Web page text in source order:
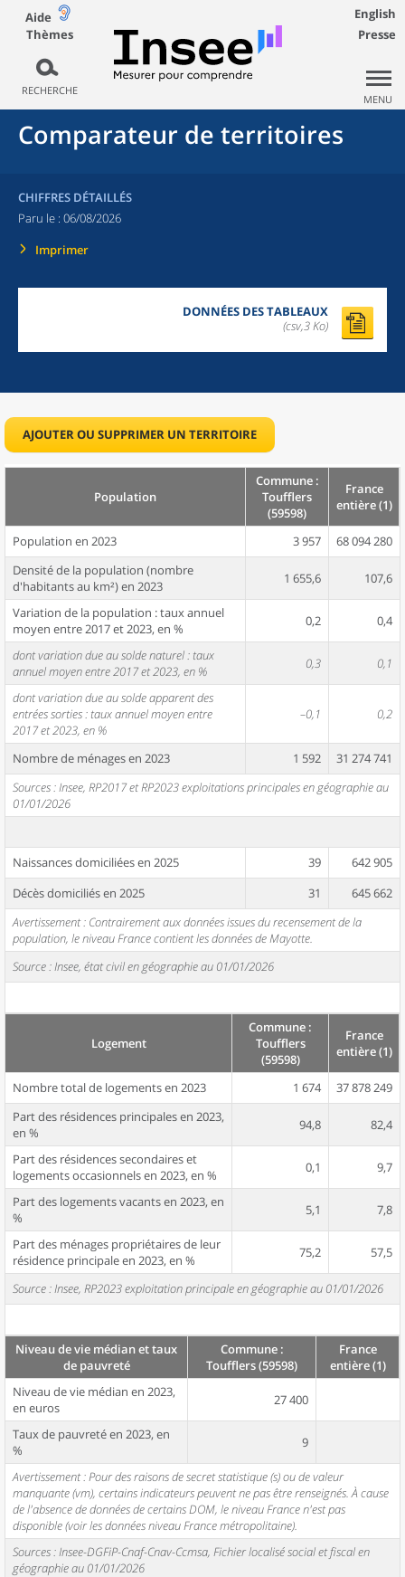
Aide
Thèmes
RECHERCHE
English
Presse
MENU
Comparateur de territoires
CHIFFRES DÉTAILLÉS
Paru le : 06/08/2026
Imprimer
DONNÉES DES TABLEAUX
(csv,3 Ko)
AJOUTER OU SUPPRIMER UN TERRITOIRE
Population
Commune :
Toufflers
(59598)
France
entière (1)
Population en 2023 3 957
68 094 280
Densité de la population (nombre
d'habitants au km²) en 2023
1 655,6 107,6
Variation de la population : taux annuel
moyen entre 2017 et 2023, en %
0,2 0,4
dont variation due au solde naturel : taux
annuel moyen entre 2017 et 2023, en %
0,3 0,1
dont variation due au solde apparent des
entrées sorties : taux annuel moyen entre
2017 et 2023, en %
–0,1 0,2
Nombre de ménages en 2023 1 592
31 274 741
Sources : Insee, RP2017 et RP2023 exploitations principales en géographie au
01/01/2026
Naissances domiciliées en 2025 39
642 905
Décès domiciliés en 2025
31
645 662
Avertissement : Contrairement aux données issues du recensement de la
population, le niveau France contient les données de Mayotte.
Source : Insee, état civil en géographie au 01/01/2026
Logement
Commune :
Toufflers
(59598)
France
entière (1)
Nombre total de logements en 2023 1 674
37 878 249
Part des résidences principales en 2023,
en %
94,8 82,4
Part des résidences secondaires et
logements occasionnels en 2023, en %
0,1 9,7
Part des logements vacants en 2023, en
%
5,1 7,8
Part des ménages propriétaires de leur
résidence principale en 2023, en %
75,2 57,5
Source : Insee, RP2023 exploitation principale en géographie au 01/01/2026
Niveau de vie médian et taux
de pauvreté
Commune :
Toufflers (59598)
France
entière (1)
Niveau de vie médian en 2023,
en euros
27 400
Taux de pauvreté en 2023, en
%
9
Avertissement : Pour des raisons de secret statistique (s) ou de valeur
manquante (vm), certains indicateurs peuvent ne pas être renseignés. À cause
de l'absence de données de certains DOM, le niveau France n'est pas
disponible (voir les données niveau France métropolitaine).
Sources : Insee-DGFiP-Cnaf-Cnav-Ccmsa, Fichier localisé social et fiscal en
géographie au 01/01/2026